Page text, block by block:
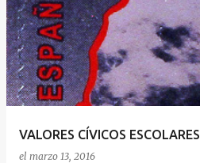
VALORES CÍVICOS ESCOLARES
el marzo 13, 2016